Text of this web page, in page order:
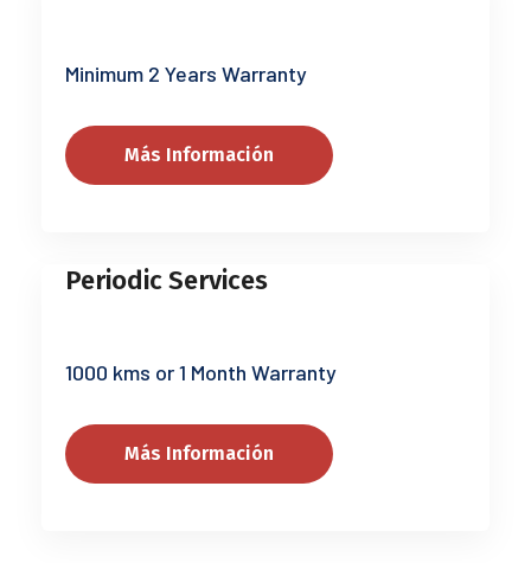
Minimum 2 Years Warranty
Más Información
Periodic Services
1000 kms or 1 Month Warranty
Más Información